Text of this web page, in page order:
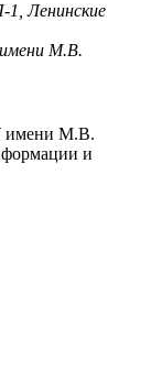
1, Ленинские
имени М.В.
имени М.В.
и